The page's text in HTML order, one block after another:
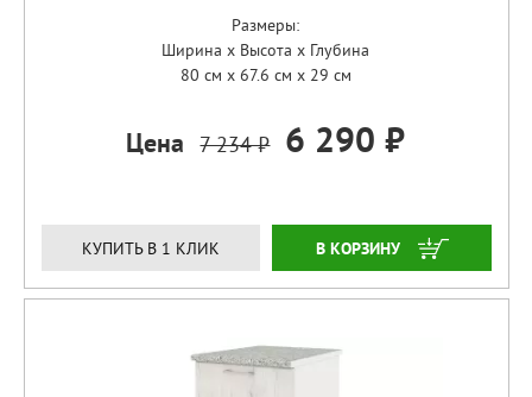
Размеры:
Ширина x Высота x Глубина
80 см x 67.6 см x 29 см
Цена 7 234 ₽ 6 290 ₽
КУПИТЬ В 1 КЛИК ЗАКАЗАТЬ